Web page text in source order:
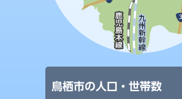
鳥栖市の人口・世帯数